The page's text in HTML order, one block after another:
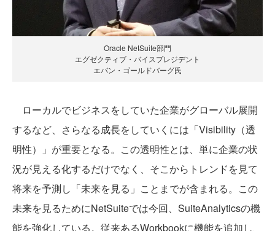
Oracle NetSuite部門
エグゼクティブ・バイスプレジデント
エバン・ゴールドバーグ氏
ローカルでビジネスをしていた企業がグローバル展開
するなど、さらなる成長をしていくには「Visibility（透
明性）」が重要となる。この透明性とは、単に企業の状
況が見える化するだけでなく、そこからトレンドを見て
将来を予測し「未来を見る」ことまでが含まれる。この
未来を見るためにNetSuiteでは今回、SuiteAnalyticsの機
能を強化している。従来あるWorkbookに機能を追加し、